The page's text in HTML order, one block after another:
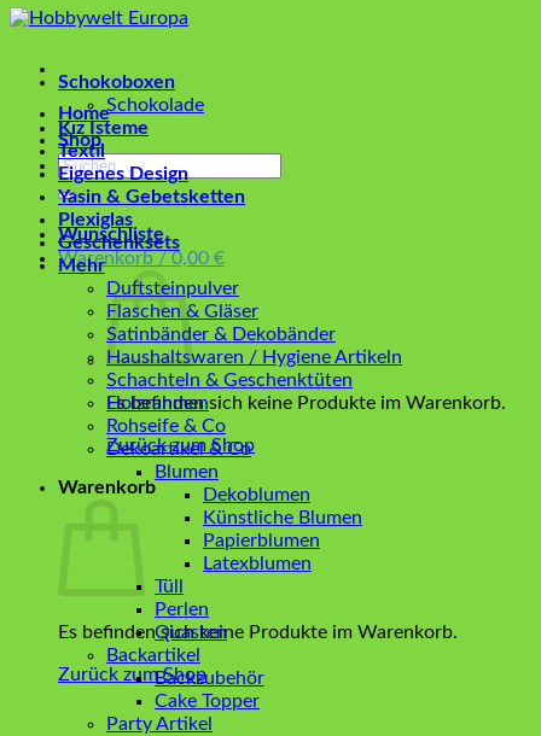
Home
Shop
Suchen
nach:
Wunschliste
Warenkorb / 0,00 €
Es befinden sich keine Produkte im Warenkorb.
Zurück zum Shop
Warenkorb
Es befinden sich keine Produkte im Warenkorb.
Zurück zum Shop
Schokoboxen
Schokolade
Kız İsteme
Textil
Eigenes Design
Yasin & Gebetsketten
Plexiglas
Geschenksets
Mehr
Duftsteinpulver
Flaschen & Gläser
Satinbänder & Dekobänder
Haushaltswaren / Hygiene Artikeln
Schachteln & Geschenktüten
Holzrahmen
Rohseife & Co
Dekoartikel & Co
Blumen
Dekoblumen
Künstliche Blumen
Papierblumen
Latexblumen
Tüll
Perlen
Quasten
Backartikel
Backzubehör
Cake Topper
Party Artikel